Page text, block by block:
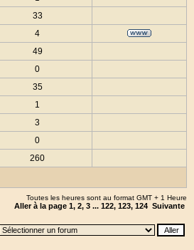
33
4
49
0
35
1
3
0
260
Toutes les heures sont au format GMT + 1 Heure
Aller à la page 1, 2, 3 ... 122, 123, 124 Suivante